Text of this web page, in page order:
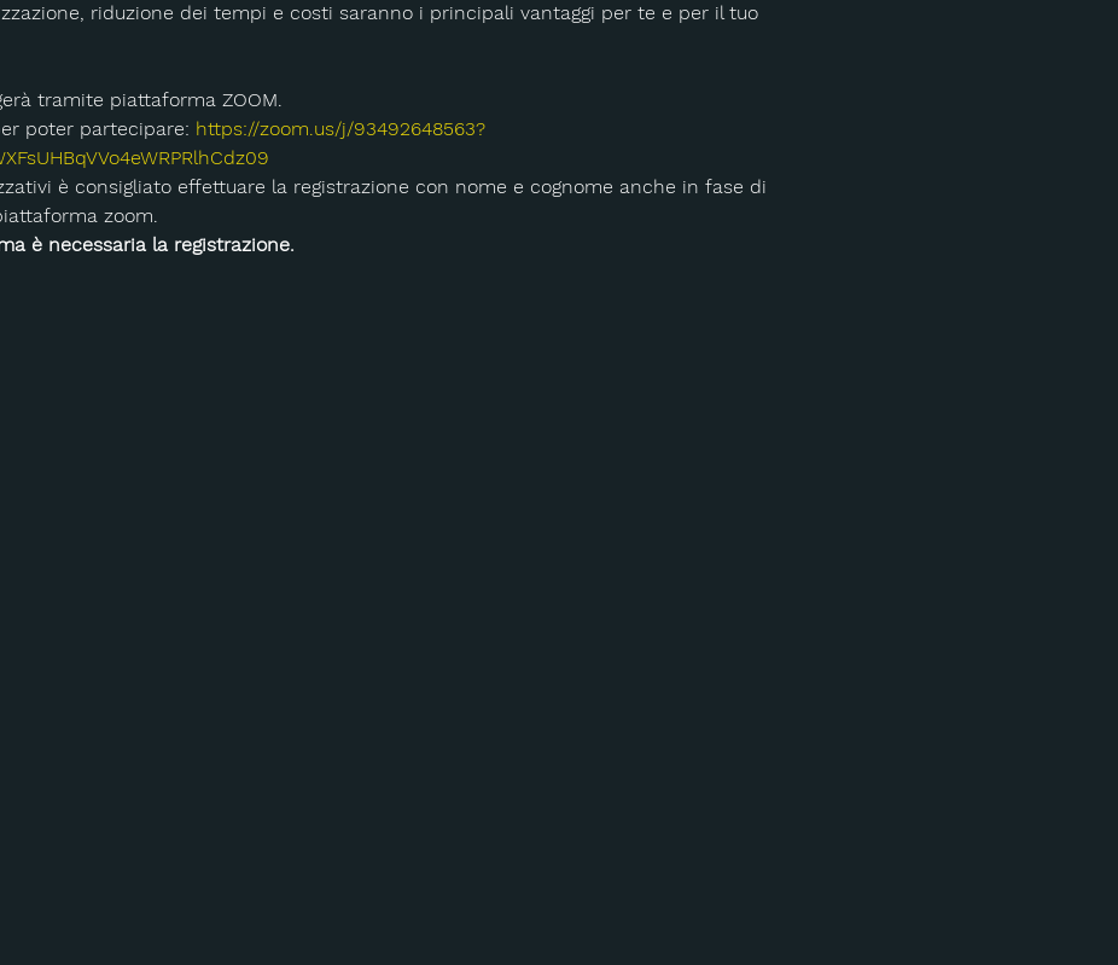
riduzione dei tempi e costi saranno i principali vantaggi per te e per il tuo
tramite piattaforma ZOOM.
poter partecipare: https://zoom.us/j/93492648563?
zoom.
è necessaria la registrazione.